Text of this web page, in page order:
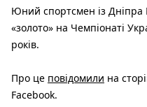
Юний спортсмен із
«золото» на Чемпіонаті
років.
Про це повідомили на
Facebook.